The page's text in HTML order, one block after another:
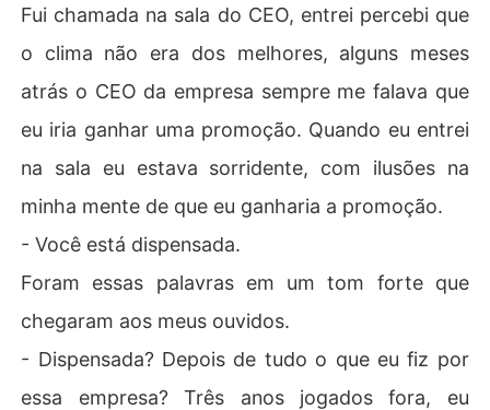
    Residência: Durante o período de vigência deste cont
rato, Liz Hernandez concorda em residir nas instalaçõe
sma cama com ele.
    Duração do Contrato: Este contrato terá duração de
escindido antecipadamente caso uma das partes quebr
e o regulamento, de acordo com as disposições previst
    Remuneração: Henry Miller concorda em pagar a Liz
Hernandez uma remuneração justa e adequada pelo tr
abalho prestado.
    Outras Disposições: Ambas as partes concordam em
cumprir todas as leis e regulamentos aplicáveis durant
e a vigência deste contrato.
Fui chamada na sala do CEO, entrei percebi que
o clima não era dos melhores, alguns meses
atrás o CEO da empresa sempre me falava que
eu iria ganhar uma promoção. Quando eu entrei
na sala eu estava sorridente, com ilusões na
minha mente de que eu ganharia a promoção.
- Você está dispensada.
Foram essas palavras em um tom forte que
chegaram aos meus ouvidos.
- Dispensada? Depois de tudo o que eu fiz por
essa empresa? Três anos jogados fora, eu